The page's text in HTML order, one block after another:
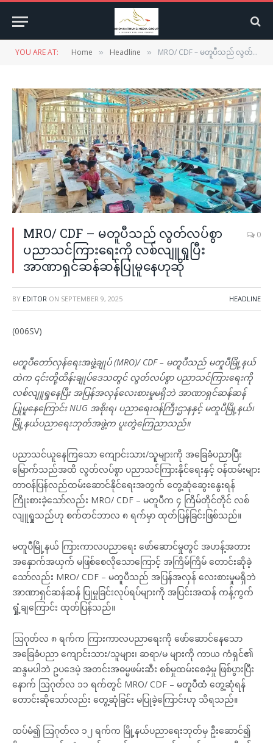
YOU ARE AT: Home » Headline » MRO/ CDF – မတူပီသည် လွတ်လပ်စွာ ပညာသင်ကြားရေးကို လစ်လျူရှုပြီး အာဏာရှင်ဆန်ဆန်ပြုမူနေဟုဆို
MRO/ CDF – မတူပီသည် လွတ်လပ်စွာ
ပညာသင်ကြားရေးကို လစ်လျူရှုပြီး
အာဏာရှင်ဆန်ဆန်ပြုမူနေဟုဆို
0
BY EDITOR ON SEPTEMBER 9, 2025 HEADLINE
(006SV)
မတူပီတော်လှန်ရေးအဖွဲ့ချုပ် (MRO)/ CDF – မတူပီသည် မတူပီမြို့နယ်
ထဲက ၎င်းတို့ထိန်းချုပ်ဒေသတွင် လွတ်လပ်စွာ ပညာသင်ကြားရေးကို
လစ်လျူရှုနေပြီး အပြန်အလှန်လေးစားမှုမရှိဘဲ အာဏာရှင်ဆန်ဆန်
ပြုမူနေကြောင်း NUG အစိုးရ၊ ပညာရေးဝန်ကြီးဌာနနှင့် မတူပီမြို့နယ်၊
မြို့နယ်ပညာရေးဘုတ်အဖွဲ့က ပူးတွဲကြေညာသည်။
ပညာသင်ယူနေကြသော ကျောင်းသား/သူများကို အခြေခံပညာပြီး
မြောက်သည်အထိ လွတ်လပ်စွာ ပညာသင်ကြားနိုင်ရေးနှင့် ဝန်ထမ်းများ
တာဝန်ပြန်လည်ထမ်းဆောင်နိုင်ရေးအတွက် တွေ့ဆုံဆွေးနွေးရန်
ကြိုးစားခဲ့သော်လည်း MRO/ CDF – မတူပီက ၄ ကြိမ်တိုင်တိုင် လစ်
လျူရှုသည်ဟု စက်တင်ဘာလ ၈ ရက်မှာ ထုတ်ပြန်ခြင်းဖြစ်သည်။
မတူပီမြို့နယ် ကြားကာလပညာရေး‌ ဖော်ဆောင်မှုတွင် အဟန့်အတား
အနှောက်အယှက် မဖြစ်စေလိုသောကြောင့် အကြိမ်ကြိမ် တောင်းဆိုခဲ့
သော်လည်း MRO/ CDF – မတူပီသည် အပြန်အလှန် လေးစားမှုမရှိဘဲ
အာဏာရှင်ဆန်ဆန် ပြုမှုခြင်းလုပ်ရပ်များကို အပြင်းအထန် ကန့်ကွက်
ရှုံ့ချကြောင်း ထုတ်ပြန်သည်။
ဩဂုတ်လ ၈ ရက်က ကြားကာလပညာရေးကို ဖော်ဆောင်နေသော
အခြေခံပညာ ကျောင်းသား/သူများ၊ ဆရာ/မ များကို ကာယ ကံရှင်၏
ဆန္ဒမပါဘဲ ဥပဒေမဲ့ အတင်းအဓမ္မဖမ်းဆီး စစ်မှုထမ်းစေခဲ့မှု ဖြစ်ပွားပြီး
နောက် ဩဂုတ်လ ၁၁ ရက်တွင် MRO/ CDF – မတူပီထံ တွေ့ဆုံရန်
တောင်းဆိုသော်လည်း တွေ့ဆုံခြင်း မပြုခဲ့ကြောင်းဟု သိရသည်။
ထပ်မံ၍ ဩဂုတ်လ ၁၂ ရက်က မြို့နယ်ပညာရေးဘုတ်မှ ဦးဆောင်၍